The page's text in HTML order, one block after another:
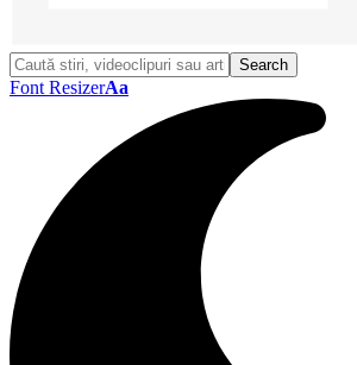
Font ResizerAa